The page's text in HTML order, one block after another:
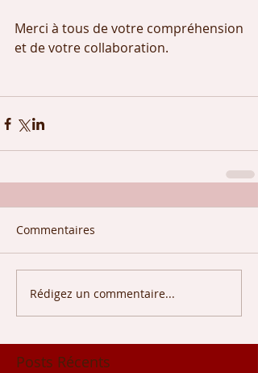
Merci à tous de votre compréhension
et de votre collaboration.
Commentaires
Rédigez un commentaire...
Posts Récents